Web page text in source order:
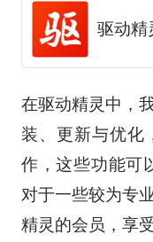
驱动精
在驱动精灵中，
装、更新与优化
作，这些功能可
对于一些较为专
精灵的会员，享